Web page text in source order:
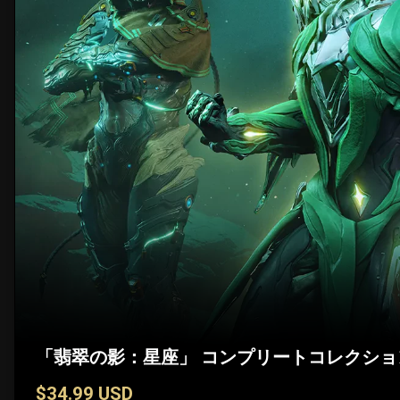
「翡翠の影：星座」 コンプリートコレクシ
$34.99 USD